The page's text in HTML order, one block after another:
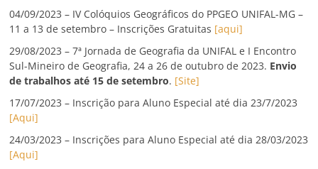
04/09/2023 – IV Colóquios Geográficos do PPGEO UNIFAL-MG –
11 a 13 de setembro – Inscrições Gratuitas [aqui]
29/08/2023 – 7ª Jornada de Geografia da UNIFAL e I Encontro
Sul-Mineiro de Geografia, 24 a 26 de outubro de 2023. Envio
de trabalhos até 15 de setembro. [Site]
17/07/2023 – Inscrição para Aluno Especial até dia 23/7/2023
[Aqui]
24/03/2023 – Inscrições para Aluno Especial até dia 28/03/2023
[Aqui]